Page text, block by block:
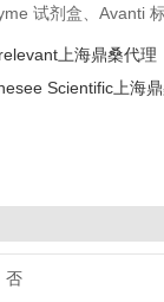
试剂盒、Avanti
上海鼎桑代理
Scientific上海
否